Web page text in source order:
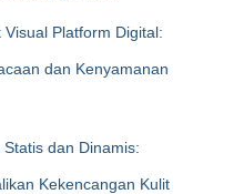
Platform Digital:
dan Kenyamanan
dan Dinamis:
Kekencangan Kulit